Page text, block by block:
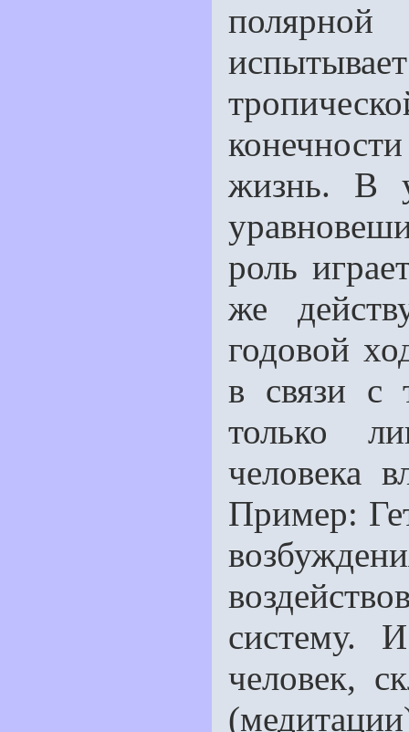
полярной
жизнь. В
роль
же
годовой
в связи с
только
человека
Пример:
систему.
человек,